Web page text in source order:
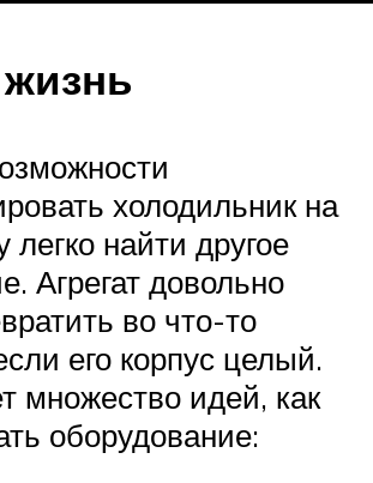
холодильник на
легко найти другое
Агрегат довольно
во что-то
его корпус целый.
множество идей, как
оборудование: